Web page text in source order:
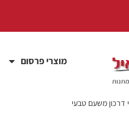
מוצרי פרסום
דרכון משעם טבעי